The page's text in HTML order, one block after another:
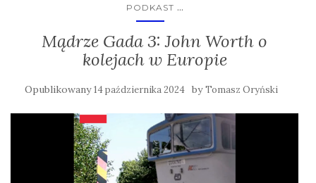
PODKAST ...
Mądrze Gada 3: John Worth o
kolejach w Europie
Opublikowany14 października 2024 byTomasz Oryński